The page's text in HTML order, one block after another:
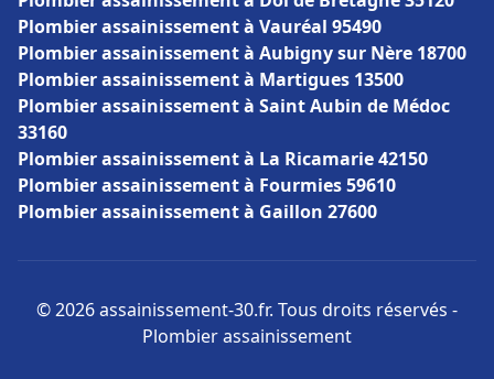
Plombier assainissement à Vauréal 95490
Plombier assainissement à Aubigny sur Nère 18700
Plombier assainissement à Martigues 13500
Plombier assainissement à Saint Aubin de Médoc
33160
Plombier assainissement à La Ricamarie 42150
Plombier assainissement à Fourmies 59610
Plombier assainissement à Gaillon 27600
© 2026 assainissement-30.fr. Tous droits réservés -
Plombier assainissement